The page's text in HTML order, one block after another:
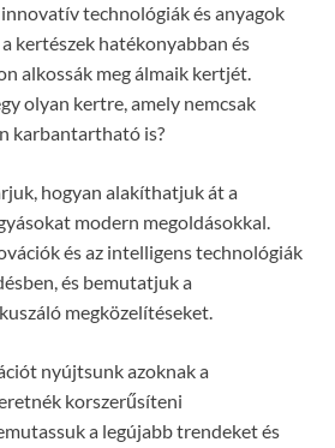
technológiák és anyagok
kertészek hatékonyabban és
alkossák meg álmaik kertjét.
olyan kertre, amely nemcsak
karbantartható is?
hogyan alakíthatjuk át a
modern megoldásokkal.
és az intelligens technológiák
és bemutatjuk a
megközelítéseket.
nyújtsunk azoknak a
korszerűsíteni
a legújabb trendeket és